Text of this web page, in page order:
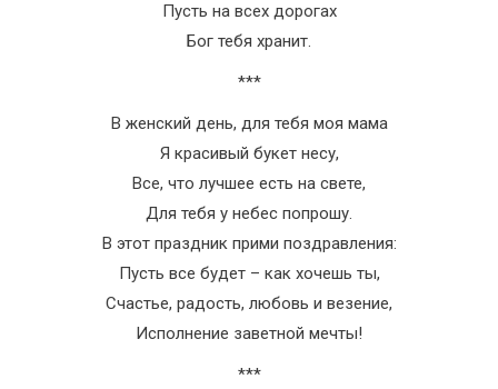
Пусть на всех дорогах
Бог тебя хранит.
***
В женский день, для тебя моя мама
Я красивый букет несу,
Все, что лучшее есть на свете,
Для тебя у небес попрошу.
В этот праздник прими поздравления:
Пусть все будет – как хочешь ты,
Счастье, радость, любовь и везение,
Исполнение заветной мечты!
***